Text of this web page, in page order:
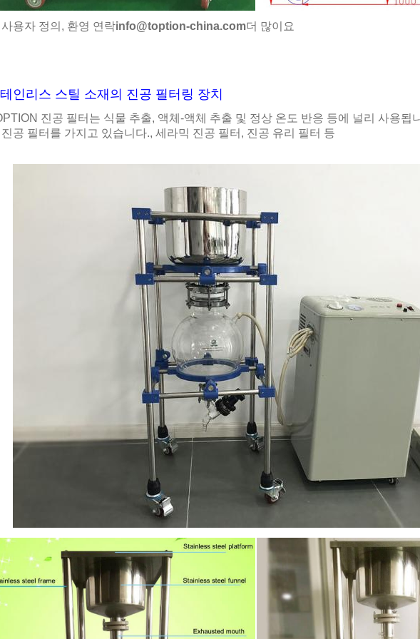
사용자 정의, 환영 연락info@toption-china.com더 많이요
인리스 스틸 소재의 진공 필터링 장치
진공 필터는 식물 추출, 액체-액체 추출 및 정상 온도 반응 등에 널리 사용됩
진공 필터를 가지고 있습니다., 세라믹 진공 필터, 진공 유리 필터 등